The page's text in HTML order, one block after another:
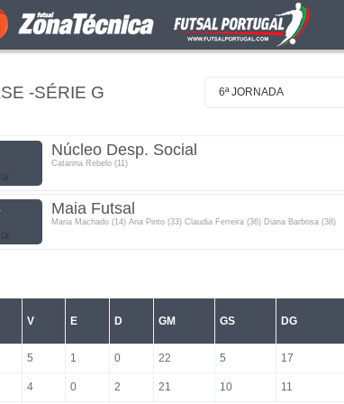
-SÉRIE G 6ª JORNADA
Núcleo Desp. Social
Catarina Rebelo (11)
Maia Futsal
Maria Machado (14) Ana Pinto (33) Claudia Ferreira (36) Diana Barbosa (38)
V E D GM GS DG
5 1 0 22 5 17
4 0 2 21 10 11